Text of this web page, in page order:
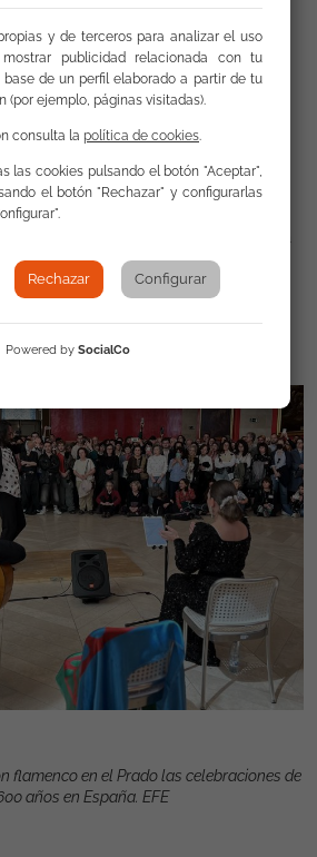
repertorio fue un sentido
de la cultura gitana, y a
del Pueblo Gitano: “Al
homenaje a Pastora Pavón, la
gitana; “Soleá del Amargo”,
o las bulerías “Romero
y Manuel, completaron la
por el Ministerio de Cultura
los actos vinculados al 8 de
del Pueblo Gitano, en este
flamenco en el Prado las celebraciones de
años en España. EFE
y de terceros para analizar el uso
publicidad relacionada con tu
de un perfil elaborado a partir de tu
(por ejemplo, páginas visitadas).
consulta la política de cookies.
las cookies pulsando el botón "Aceptar",
el botón "Rechazar" y configurarlas
Rechazar Configurar
Powered by SocialCo